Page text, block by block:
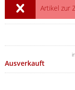
Artikel zur
Ausverkauft